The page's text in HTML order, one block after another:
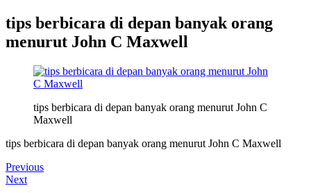
tips berbicara di depan banyak orang
menurut John C Maxwell
tips berbicara di depan banyak orang menurut John C
Maxwell
tips berbicara di depan banyak orang menurut John C Maxwell
Previous
Next